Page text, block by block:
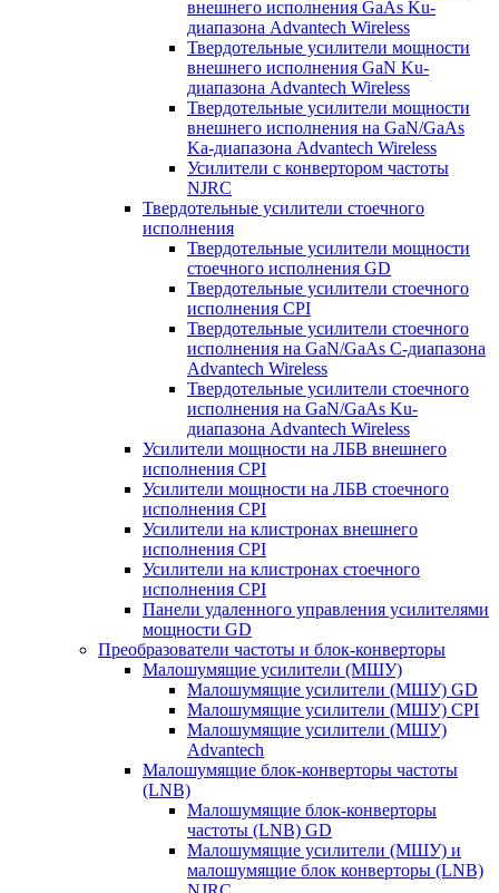
внешнего исполнения GaAs Ku-
диапазона Advantech Wireless
Твердотельные усилители мощности
внешнего исполнения GaN Ku-
диапазона Advantech Wireless
Твердотельные усилители мощности
внешнего исполнения на GaN/GaAs
Ka-диапазона Advantech Wireless
Усилители с конвертором чаcтоты
NJRC
Твердотельные усилители стоечного
исполнения
Твердотельные усилители мощности
стоечного исполнения GD
Твердотельные усилители стоечного
исполнения CPI
Твердотельные усилители стоечного
исполнения на GaN/GaAs С-диапазона
Advantech Wireless
Твердотельные усилители стоечного
исполнения на GaN/GaAs Ku-
диапазона Advantech Wireless
Усилители мощности на ЛБВ внешнего
исполнения CPI
Усилители мощности на ЛБВ стоечного
исполнения CPI
Усилители на клистронах внешнего
исполнения CPI
Усилители на клистронах стоечного
исполнения CPI
Панели удаленного управления усилителями
мощности GD
Преобразователи частоты и блок-конверторы
Малошумящие усилители (МШУ)
Малошумящие усилители (МШУ) GD
Малошумящие усилители (МШУ) CPI
Малошумящие усилители (МШУ)
Advantech
Малошумящие блок-конверторы частоты
(LNB)
Малошумящие блок-конверторы
частоты (LNB) GD
Малошумящие усилители (МШУ) и
малошумящие блок конверторы (LNB)